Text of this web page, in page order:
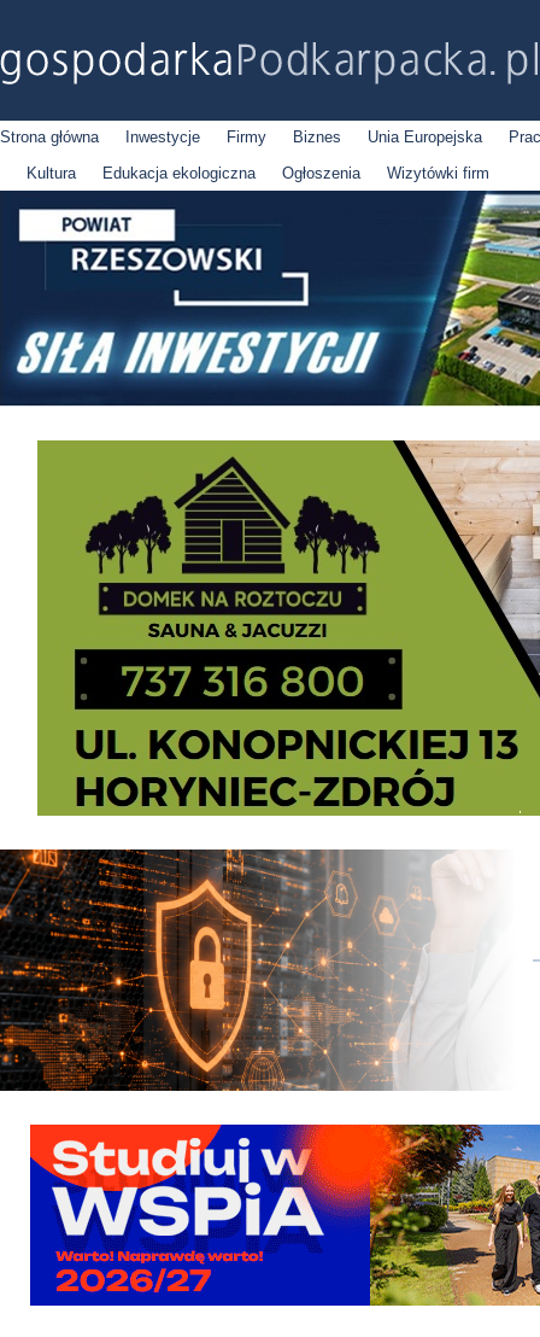
Strona główna Inwestycje Firmy Biznes Unia Europejska
Kultura
Edukacja ekologiczna Ogłoszenia Wizytówki firm